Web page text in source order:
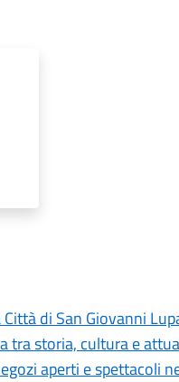
di San Giovanni
tra storia, cultura e
aperti e spettacoli